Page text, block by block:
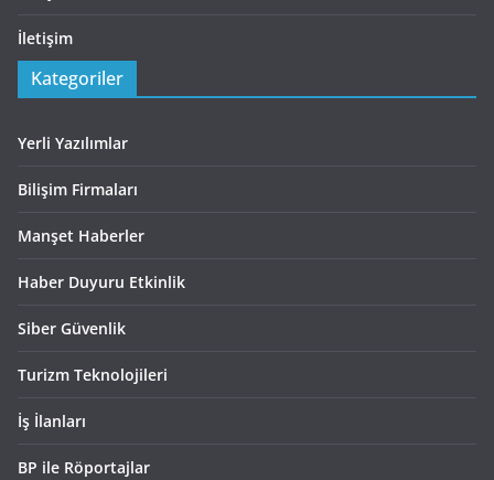
İletişim
Kategoriler
Yerli Yazılımlar
Bilişim Firmaları
Manşet Haberler
Haber Duyuru Etkinlik
Siber Güvenlik
Turizm Teknolojileri
İş İlanları
BP ile Röportajlar